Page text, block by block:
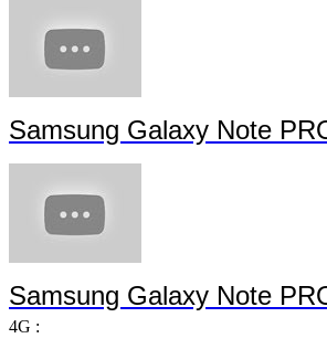
Samsung Galaxy Note
Samsung Galaxy Note
4G :